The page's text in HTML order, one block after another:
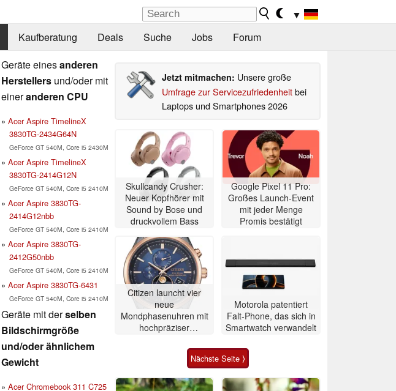
▼
Kaufberatung Deals Suche Jobs Forum
Geräte einesanderen
Herstellers und/oder mit
eineranderen CPU
Acer Aspire TimelineX
3830TG-2434G64N
GeForce GT 540M, Core i5 2430M
Acer Aspire TimelineX
3830TG-2414G12N
GeForce GT 540M, Core i5 2410M
Acer Aspire 3830TG-
2414G12nbb
GeForce GT 540M, Core i5 2410M
Acer Aspire 3830TG-
2412G50nbb
GeForce GT 540M, Core i5 2410M
Acer Aspire 3830TG-6431
GeForce GT 540M, Core i5 2410M
Geräte mit derselben
Bildschirmgröße
und/oder ähnlichem
Gewicht
Acer Chromebook 311 C725
Jetzt mitmachen: Unsere große
Umfrage zur Servicezufriedenheitbei
Laptops und Smartphones 2026
Skullcandy Crusher:
Neuer Kopfhörer mit
Sound by Bose und
druckvollem Bass
Google Pixel 11 Pro:
Großes Launch-Event
mit jeder Menge
Promis bestätigt
Citizen launcht vier
neue
Mondphasenuhren mit
hochpräziser
Motorola patentiert
Falt-Phone, das sich in
Smartwatch verwandelt
Nächste Seite ⟩